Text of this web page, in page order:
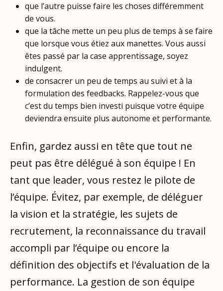
que l’autre puisse faire les choses différemment
de vous.
que la tâche mette un peu plus de temps à se faire
que lorsque vous étiez aux manettes. Vous aussi
êtes passé par la case apprentissage, soyez
indulgent.
de consacrer un peu de temps au suivi et à la
formulation des feedbacks. Rappelez-vous que
c’est du temps bien investi puisque votre équipe
deviendra ensuite plus autonome et performante.
Enfin, gardez aussi en tête que tout ne
peut pas être délégué à son équipe ! En
tant que leader, vous restez le pilote de
l’équipe. Évitez, par exemple, de déléguer
la vision et la stratégie, les sujets de
recrutement, la reconnaissance du travail
accompli par l’équipe ou encore la
définition des objectifs et l'évaluation de la
performance. La gestion de son équipe